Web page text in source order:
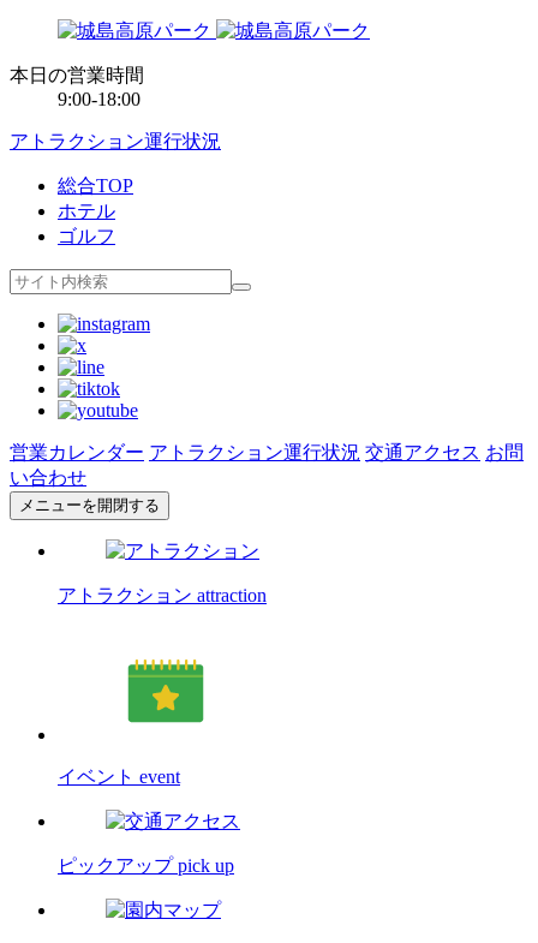
本日の営業時間
9:00-18:00
アトラクション運行状況
総合TOP
ホテル
ゴルフ
営業カレンダー アトラクション運行状況 交通アクセス お問
い合わせ
メニューを開閉する
アトラクション attraction
イベント event
ピックアップ pick up